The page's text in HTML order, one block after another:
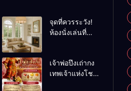
จุดที่ควรระวัง!
ห้องนั่งเล่นที่
เจ้าพ่อปึงเถ่ากง
เทพเจ้าแห่งโชค